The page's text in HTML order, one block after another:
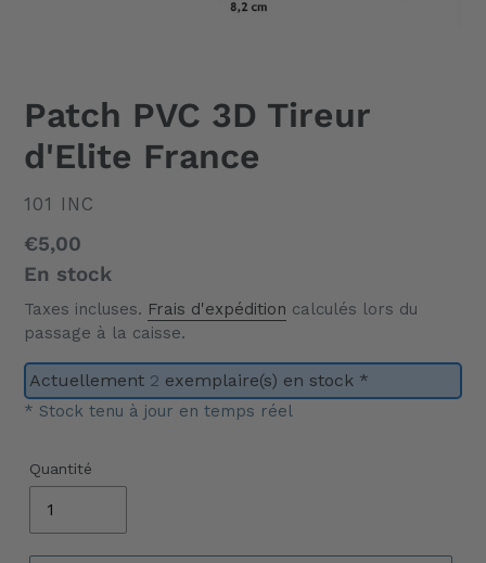
Patch PVC 3D Tireur
d'Elite France
DISTRIBUTEUR
101 INC
Prix
normal
€5,00
En stock
Taxes incluses. Frais d'expédition calculés lors du
passage à la caisse.
Actuellement 2 exemplaire(s) en stock *
* Stock tenu à jour en temps réel
Quantité